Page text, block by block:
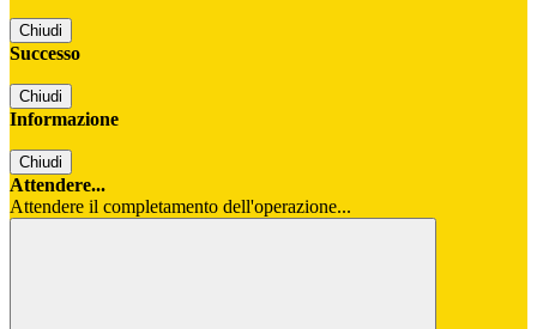
Chiudi
Successo
Chiudi
Informazione
Chiudi
Attendere...
Attendere il completamento dell'operazione...